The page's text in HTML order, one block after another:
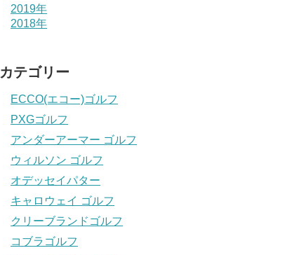
2019年
2018年
カテゴリー
ECCO(エコー)ゴルフ
PXGゴルフ
アンダーアーマー ゴルフ
ウィルソン ゴルフ
オデッセイパター
キャロウェイ ゴルフ
クリーブランドゴルフ
コブラゴルフ